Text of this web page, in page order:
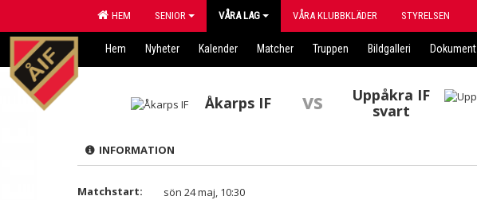
HEM SENIOR VÅRA LAG VÅRA KLUBBKLÄDER STYRELSEN
Hem Nyheter Kalender Matcher Truppen Bildgalleri Dokument
Åkarps IF vs
Uppåkra IF
svart
INFORMATION
Matchstart:
sön 24 maj, 10:30